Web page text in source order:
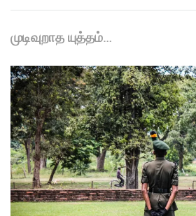
முடிவுறாத யுத்தம்…